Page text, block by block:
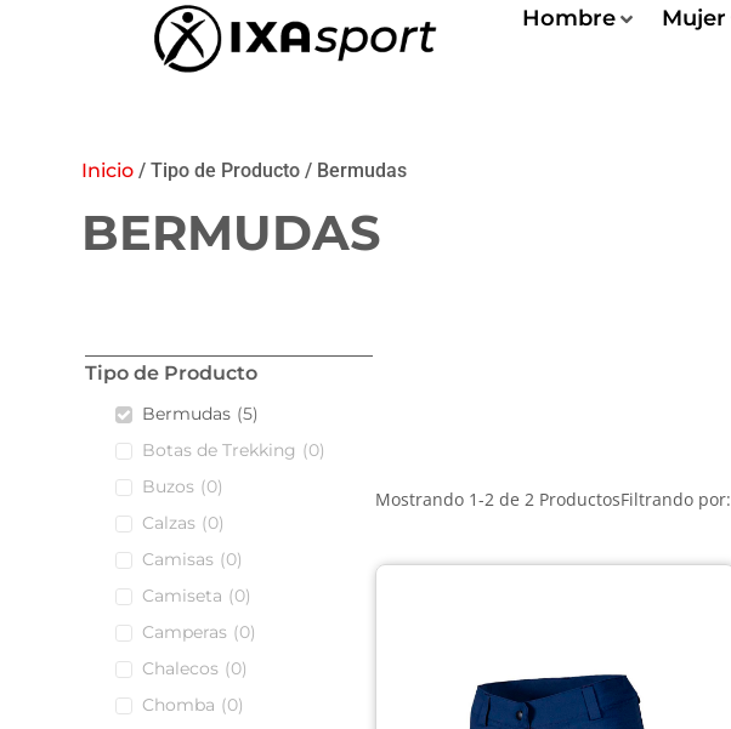
Hombre Mujer
Inicio / Tipo de Producto / Bermudas
BERMUDAS
Tipo de Producto
Bermudas (5)
Botas de Trekking (0)
Buzos (0)
Calzas (0)
Camisas (0)
Camiseta (0)
Camperas (0)
Chalecos (0)
Chomba (0)
Mostrando 1-2 de 2 ProductosFiltrando por: